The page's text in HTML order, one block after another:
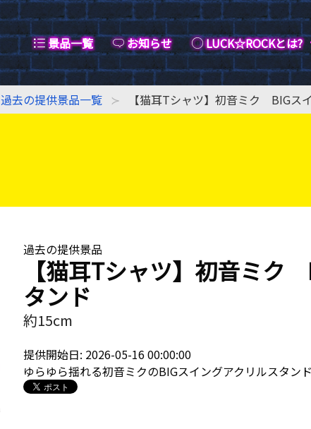
景品一覧 お知らせ LUCK☆ROCKとは?
過去の提供景品一覧 【猫耳Tシャツ】初音ミク BIGス
過去の提供景品
【猫耳Tシャツ】初音ミク
タンド
約15cm
提供開始日: 2026-05-16 00:00:00
ゆらゆら揺れる初音ミクのBIGスイングアクリルスタン